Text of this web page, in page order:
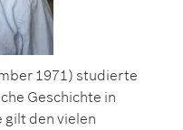
1971) studierte
Geschichte in
gilt den vielen